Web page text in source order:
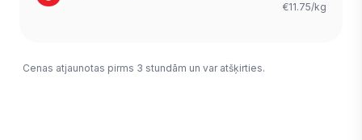
€11.75/kg
Cenas atjaunotas pirms 3 stundām un var atšķirties.